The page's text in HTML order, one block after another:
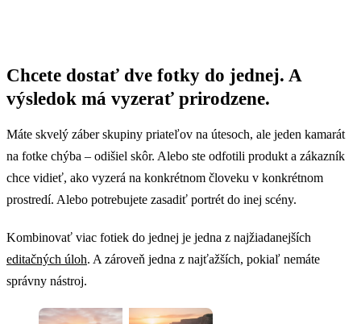
Chcete dostať dve fotky do jednej. A
výsledok má vyzerať prirodzene.
Máte skvelý záber skupiny priateľov na útesoch, ale jeden kamarát
na fotke chýba – odišiel skôr. Alebo ste odfotili produkt a zákazník
chce vidieť, ako vyzerá na konkrétnom človeku v konkrétnom
prostredí. Alebo potrebujete zasadiť portrét do inej scény.
Kombinovať viac fotiek do jednej je jedna z najžiadanejších
editačných úloh. A zároveň jedna z najťažších, pokiaľ nemáte
správny nástroj.